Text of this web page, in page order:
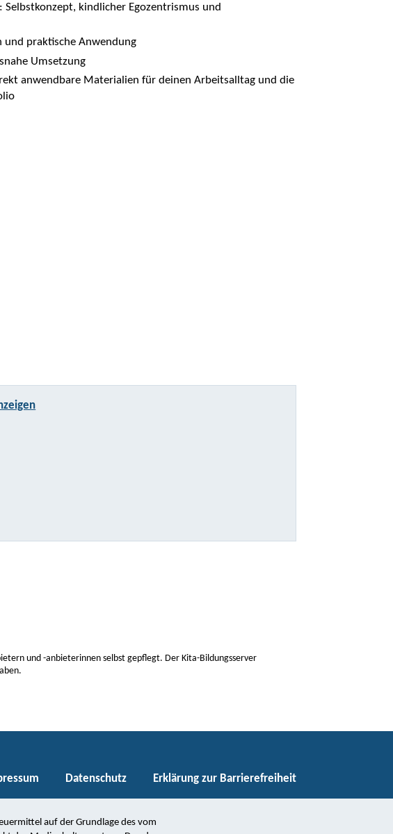
: Selbstkonzept, kindlicher Egozentrismus und
und praktische Anwendung
Umsetzung
anwendbare Materialien für deinen Arbeitsalltag und die
und -anbieterinnen selbst gepflegt. Der Kita-Bildungsserver
Datenschutz Erklärung zur Barrierefreiheit
auf der Grundlage des vom